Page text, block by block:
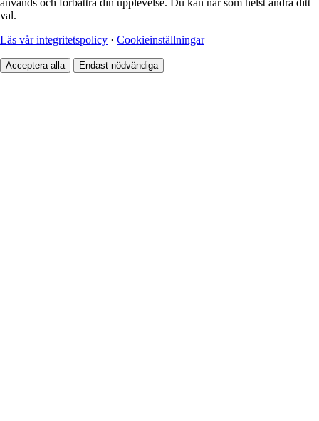
används och förbättra din upplevelse. Du kan när som helst ändra ditt
val.
Läs vår integritetspolicy · Cookieinställningar
Acceptera alla Endast nödvändiga